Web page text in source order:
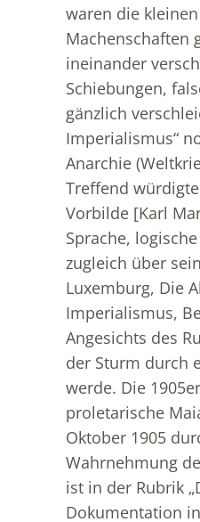
waren die
Machenschaften
ineinander
Schiebungen,
gänzlich
Imperialismus“
Anarchie
Treffend
Vorbilde [Karl
Sprache,
zugleich über
Luxemburg, Die
Imperialismus,
Angesichts des
der Sturm durch
werde. Die
proletarische
Oktober 1905
Wahrnehmung
ist in der Rubrik
Dokumentation